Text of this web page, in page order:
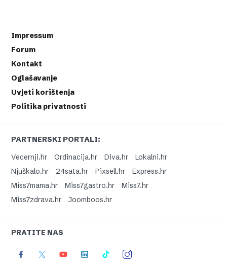
Impressum
Forum
Kontakt
Oglašavanje
Uvjeti korištenja
Politika privatnosti
PARTNERSKI PORTALI:
Vecernji.hr
Ordinacija.hr Diva.hr
Lokalni.hr
Njuškalo.hr
24sata.hr Pixsell.hr
Express.hr
Miss7mama.hr
Miss7gastro.hr
Miss7.hr
Miss7zdrava.hr
Joomboos.hr
PRATITE NAS